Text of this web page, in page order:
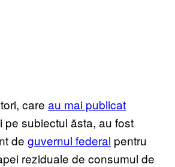
care au mai publicat
pe subiectul ăsta, au fost
de guvernul federal pentru
reziduale de consumul de